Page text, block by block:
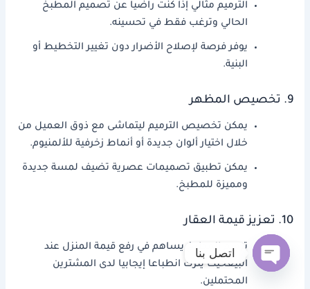
الترميم مثالي إذا كنت راضيا عن تصميم المطبخ
الحالي وترغب فقط في تحسينه.
يوفر فرصة لإصلاح الأضرار دون تغيير التخطيط أو
البنية.
9. تخصيص المظهر
يمكن تخصيص الترميم ليتماشى مع ذوق العميل من
خلال اختيار ألوان جديدة أو أنماط زخرفية للألمنيوم.
يمكن تطبيق تصميمات عصرية تضيف لمسة جديدة
ومميزة للمطبخ.
10. تعزيز قيمة العقار
ترميم المطبخ يساهم في رفع قيمة المنزل عند
البيعحيث يترك انطباعا إيجابيا لدى المشترين
المحتملين.
اتصل بنا
Open
chaty